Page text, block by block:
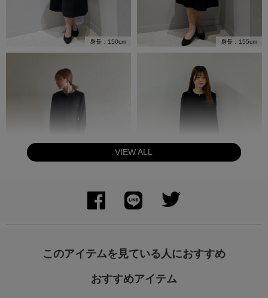
身長：150cm 身長：155cm
VIEW ALL
このアイテムを見ている人におすすめ
おすすめアイテム